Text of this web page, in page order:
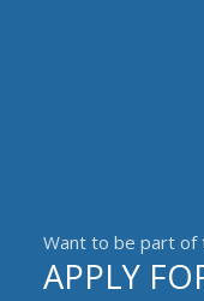
Want to be part of
APPLY